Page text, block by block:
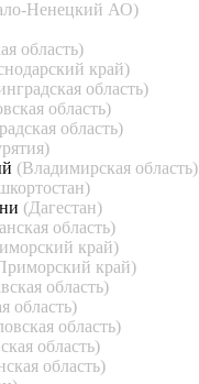
Ненецкий АО)
область)
край)
область)
область)
область)
(Владимирская область)
(Дагестан)
область)
край)
край)
область)
область)
область)
область)
область)